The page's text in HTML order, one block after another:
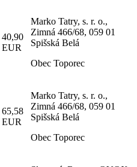
40,90
EUR
Marko Tatry, s. r. o.,
Zimná 466/68, 059 01
Spišská Belá
Obec Toporec
65,58
EUR
Marko Tatry, s. r. o.,
Zimná 466/68, 059 01
Spišská Belá
Obec Toporec